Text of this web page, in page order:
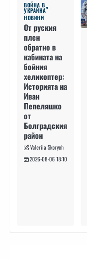
ВОЙНА В
УКРАЙНА
НОВИНИ
От руския
плен
обратно в
кабината на
бойния
хеликоптер:
Историята на
Иван
Пепеляшко
от
Болградския
район
Valeriia Skorych
2026-08-06 18:10